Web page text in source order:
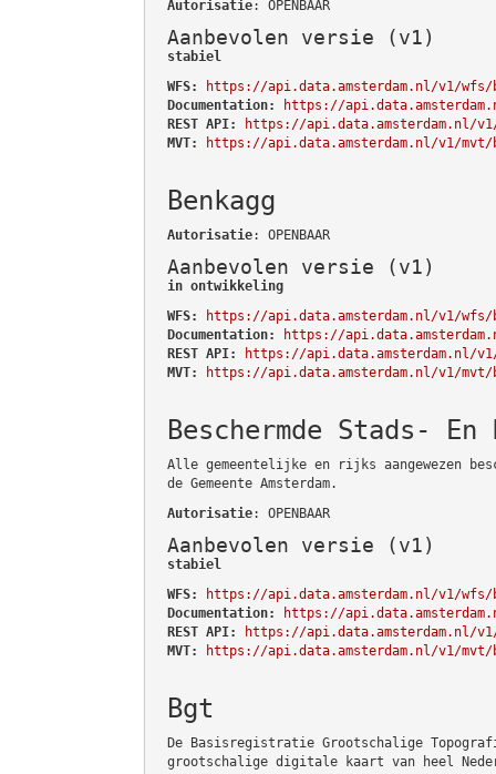
Autorisatie: OPENBAAR
Aanbevolen versie (v1)
stabiel
WFS:
https://api.data.amsterdam.nl/v1/wfs/
Documentation:
https://
REST API:
https://api.data.amsterdam.nl/
MVT:
https://api.data.amsterdam.nl/v1/mvt/
Benkagg
Autorisatie: OPENBAAR
Aanbevolen versie (v1)
in ontwikkeling
WFS:
https://api.data.amsterdam.nl/v1/wfs/
Documentation:
https://
REST API:
https://api.data.amsterdam.nl/v1/
MVT:
https://api.data.amsterdam.nl/v1/mvt/
Beschermde Stads-
Alle gemeentelijke en rijks aangewezen
de Gemeente Amsterdam.
Autorisatie: OPENBAAR
Aanbevolen versie (v1)
stabiel
WFS:
https://api.data.amsterdam.nl/v1/wfs/
Documentation:
https://
REST API:
https://api.data.amsterdam.nl/v1/
MVT:
https://api.data.amsterdam.nl/v1/mvt/
Bgt
De Basisregistratie Grootschalige
grootschalige digitale kaart van heel